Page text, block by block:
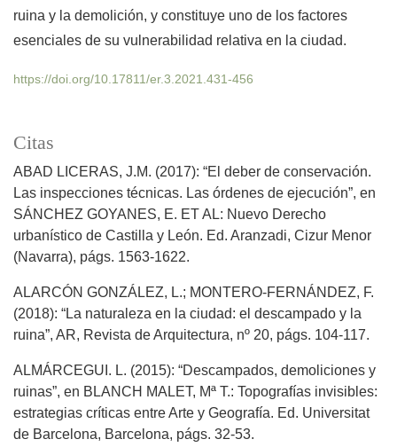
ruina y la demolición, y constituye uno de los factores
esenciales de su vulnerabilidad relativa en la ciudad.
https://doi.org/10.17811/er.3.2021.431-456
Citas
ABAD LICERAS, J.M. (2017): “El deber de conservación.
Las inspecciones técnicas. Las órdenes de ejecución”, en
SÁNCHEZ GOYANES, E. ET AL: Nuevo Derecho
urbanístico de Castilla y León. Ed. Aranzadi, Cizur Menor
(Navarra), págs. 1563-1622.
ALARCÓN GONZÁLEZ, L.; MONTERO-FERNÁNDEZ, F.
(2018): “La naturaleza en la ciudad: el descampado y la
ruina”, AR, Revista de Arquitectura, nº 20, págs. 104-117.
ALMÁRCEGUI. L. (2015): “Descampados, demoliciones y
ruinas”, en BLANCH MALET, Mª T.: Topografías invisibles:
estrategias críticas entre Arte y Geografía. Ed. Universitat
de Barcelona, Barcelona, págs. 32-53.